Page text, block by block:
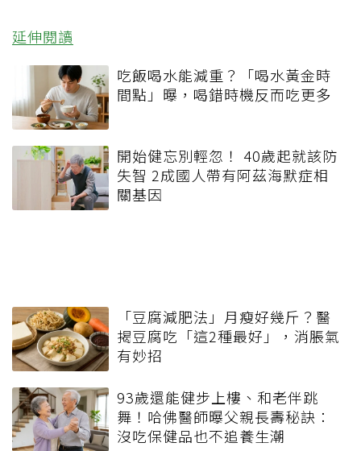
延伸閱讀
吃飯喝水能減重？「喝水黃金時
間點」曝，喝錯時機反而吃更多
開始健忘別輕忽！ 40歲起就該防
失智 2成國人帶有阿茲海默症相
關基因
「豆腐減肥法」月瘦好幾斤？醫
揭豆腐吃「這2種最好」，消脹氣
有妙招
93歲還能健步上樓、和老伴跳
舞！哈佛醫師曝父親長壽秘訣：
沒吃保健品也不追養生潮